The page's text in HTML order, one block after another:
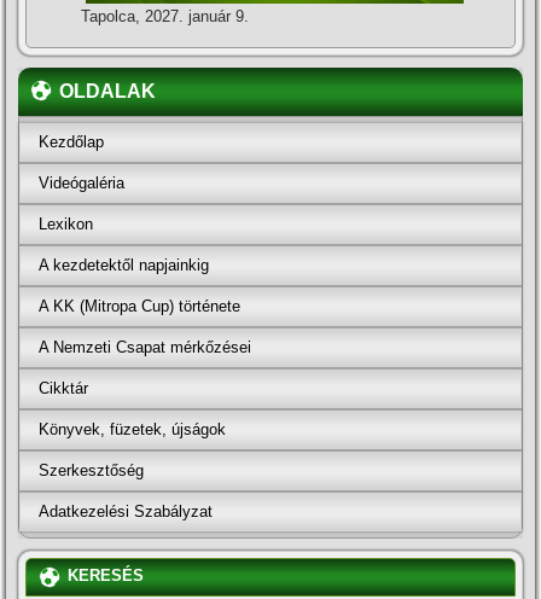
Tapolca, 2027. január 9.
OLDALAK
Kezdőlap
Videógaléria
Lexikon
A kezdetektől napjainkig
A KK (Mitropa Cup) története
A Nemzeti Csapat mérkőzései
Cikktár
Könyvek, füzetek, újságok
Szerkesztőség
Adatkezelési Szabályzat
KERESÉS